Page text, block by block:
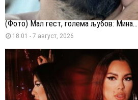
(Фото) Мал гест, голема љубов: Мина...
18:01 - 7 август, 2026